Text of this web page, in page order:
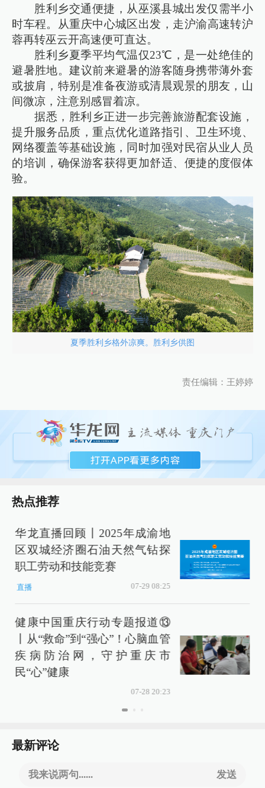
胜利乡交通便捷，从巫溪县城出发仅需半小
时车程。从重庆中心城区出发，走沪渝高速转沪
蓉再转巫云开高速便可直达。
胜利乡夏季平均气温仅23℃，是一处绝佳的
避暑胜地。建议前来避暑的游客随身携带薄外套
或披肩，特别是准备夜游或清晨观景的朋友，山
间微凉，注意别感冒着凉。
据悉，胜利乡正进一步完善旅游配套设施，
提升服务品质，重点优化道路指引、卫生环境、
网络覆盖等基础设施，同时加强对民宿从业人员
的培训，确保游客获得更加舒适、便捷的度假体
验。
夏季胜利乡格外凉爽。胜利乡供图
责任编辑：王婷婷
热点推荐
华龙直播回顾丨2025年成渝地
区双城经济圈石油天然气钻探
职工劳动和技能竞赛
直播 07-29 08:25
健康中国重庆行动专题报道⑬
丨从“救命”到“强心”！心脑血管
疾病防治网，守护重庆市
民“心”健康
07-28 20:23
最新评论
我来说两句...... 发送